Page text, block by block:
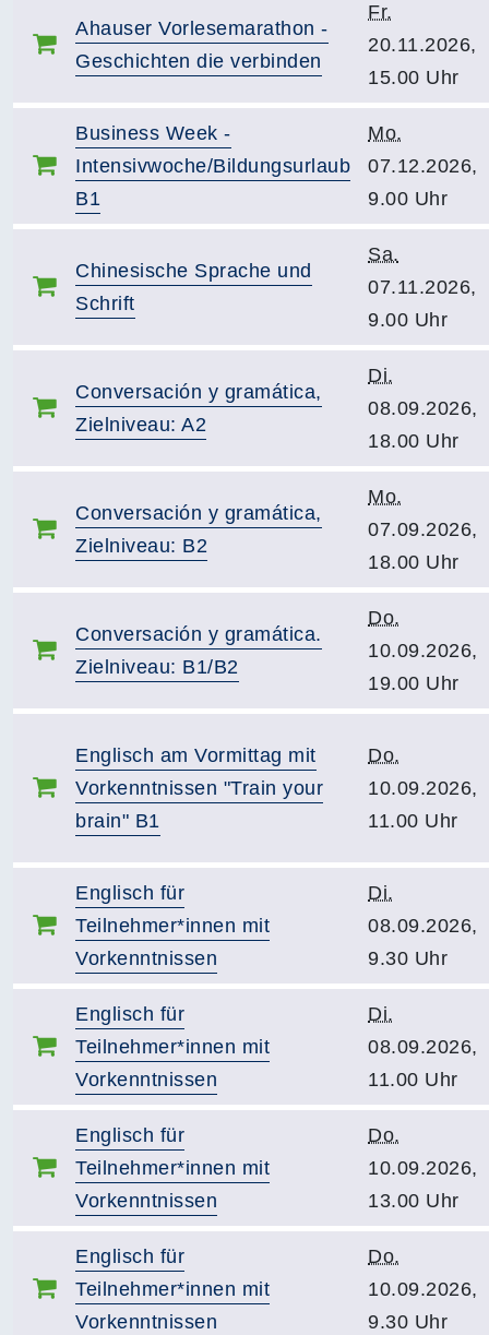
Ahauser Vorlesemarathon -
Geschichten die verbinden
Fr.
20.11.2026,
15.00 Uhr
Business Week -
Intensivwoche/Bildungsurlaub
B1
Mo.
07.12.2026,
9.00 Uhr
Chinesische Sprache und
Schrift
Sa.
07.11.2026,
9.00 Uhr
Conversación y gramática,
Zielniveau: A2
Di.
08.09.2026,
18.00 Uhr
Conversación y gramática,
Zielniveau: B2
Mo.
07.09.2026,
18.00 Uhr
Conversación y gramática.
Zielniveau: B1/B2
Do.
10.09.2026,
19.00 Uhr
Englisch am Vormittag mit
Vorkenntnissen "Train your
brain" B1
Do.
10.09.2026,
11.00 Uhr
Englisch für
Teilnehmer*innen mit
Vorkenntnissen
Di.
08.09.2026,
9.30 Uhr
Englisch für
Teilnehmer*innen mit
Vorkenntnissen
Di.
08.09.2026,
11.00 Uhr
Englisch für
Teilnehmer*innen mit
Vorkenntnissen
Do.
10.09.2026,
13.00 Uhr
Englisch für
Teilnehmer*innen mit
Vorkenntnissen
Do.
10.09.2026,
9.30 Uhr